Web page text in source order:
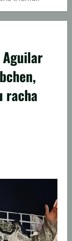
racha